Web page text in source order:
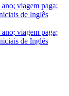
viagem paga;
de Inglês
viagem paga;
de Inglês